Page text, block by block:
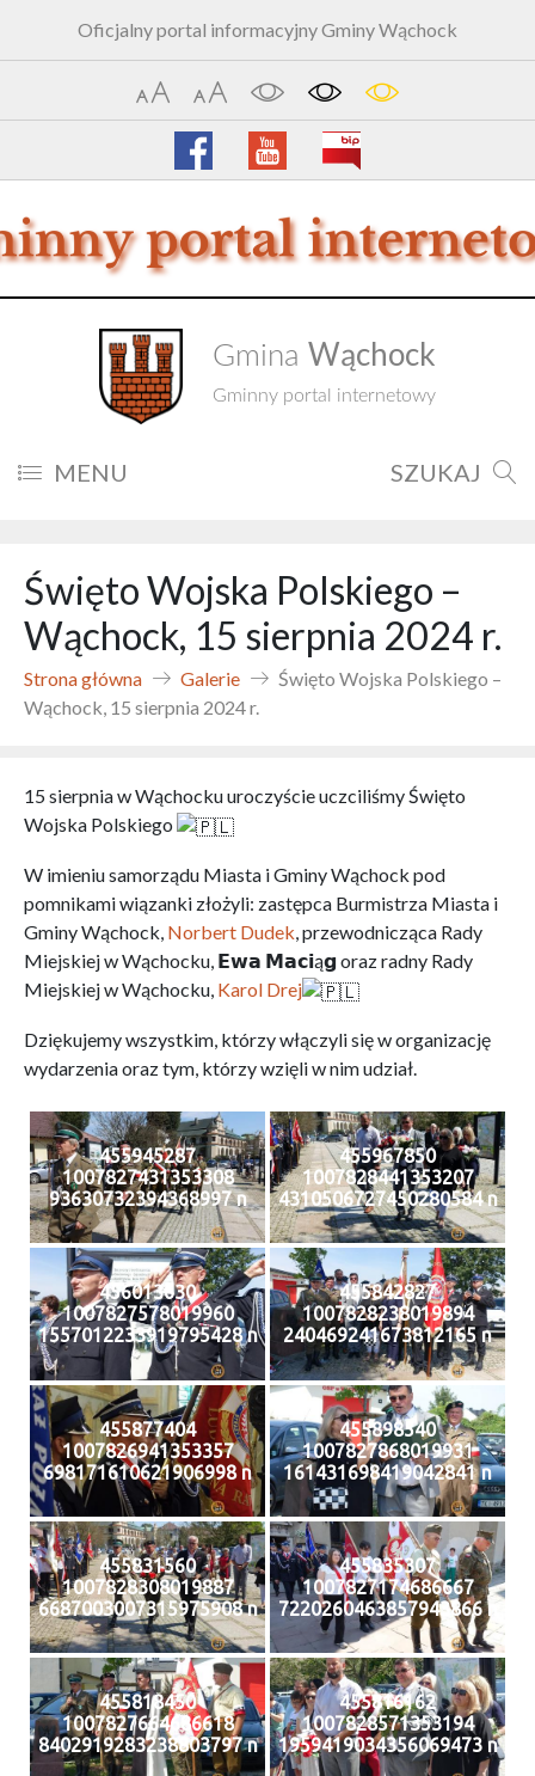
Oficjalny portal informacyjny Gminy Wąchock
Gmina Wąchock
Gminny portal internetowy
MENU SZUKAJ
Święto Wojska Polskiego –
Wąchock, 15 sierpnia 2024 r.
Strona główna Galerie
Święto Wojska Polskiego –
Wąchock, 15 sierpnia 2024 r.
15 sierpnia w Wąchocku uroczyście uczciliśmy Święto
Wojska Polskiego
W imieniu samorządu Miasta i Gminy Wąchock pod
pomnikami wiązanki złożyli: zastępca Burmistrza Miasta i
Gminy Wąchock, Norbert Dudek, przewodnicząca Rady
Miejskiej w Wąchocku, 𝗘𝘄𝗮 𝗠𝗮𝗰𝗶ą𝗴 oraz radny Rady
Miejskiej w Wąchocku, Karol Drej
Dziękujemy wszystkim, którzy włączyli się w organizację
wydarzenia oraz tym, którzy wzięli w nim udział.
455945287
1007827431353308
93630732394368997 n
455967850
1007828441353207
4310506727450280584 n
456013630
1007827578019960
1557012233919795428 n
455842827
1007828238019894
240469241673812165 n
455877404
1007826941353357
698171610621906998 n
455898540
1007827868019931
161431698419042841 n
455831560
1007828308019887
6687003007315975908 n
455835307
1007827174686667
7220260463857943866 n
455818450
1007827664686618
8402919283238803797 n
455816162
1007828571353194
1959419034356069473 n